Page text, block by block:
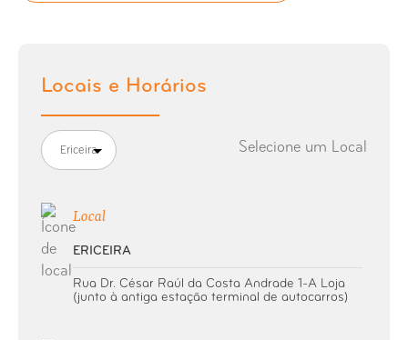
Raio-X Coluna Coccigea
Raio-X Coluna Dorsal
Raio-X Coluna Extra-longa
Raio-X Coluna Lombar
Locais e Horários
Ericeira Selecione um Local
Local
ERICEIRA
Rua Dr. César Raúl da Costa Andrade 1-A Loja
(junto à antiga estação terminal de autocarros)